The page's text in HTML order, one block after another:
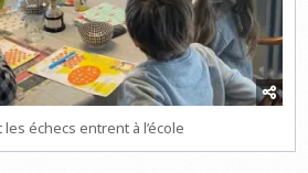
les échecs entrent à l’école